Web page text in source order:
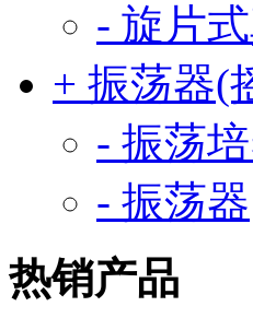
- 旋片
+ 振荡器(
- 振荡
- 振荡器
热销产品